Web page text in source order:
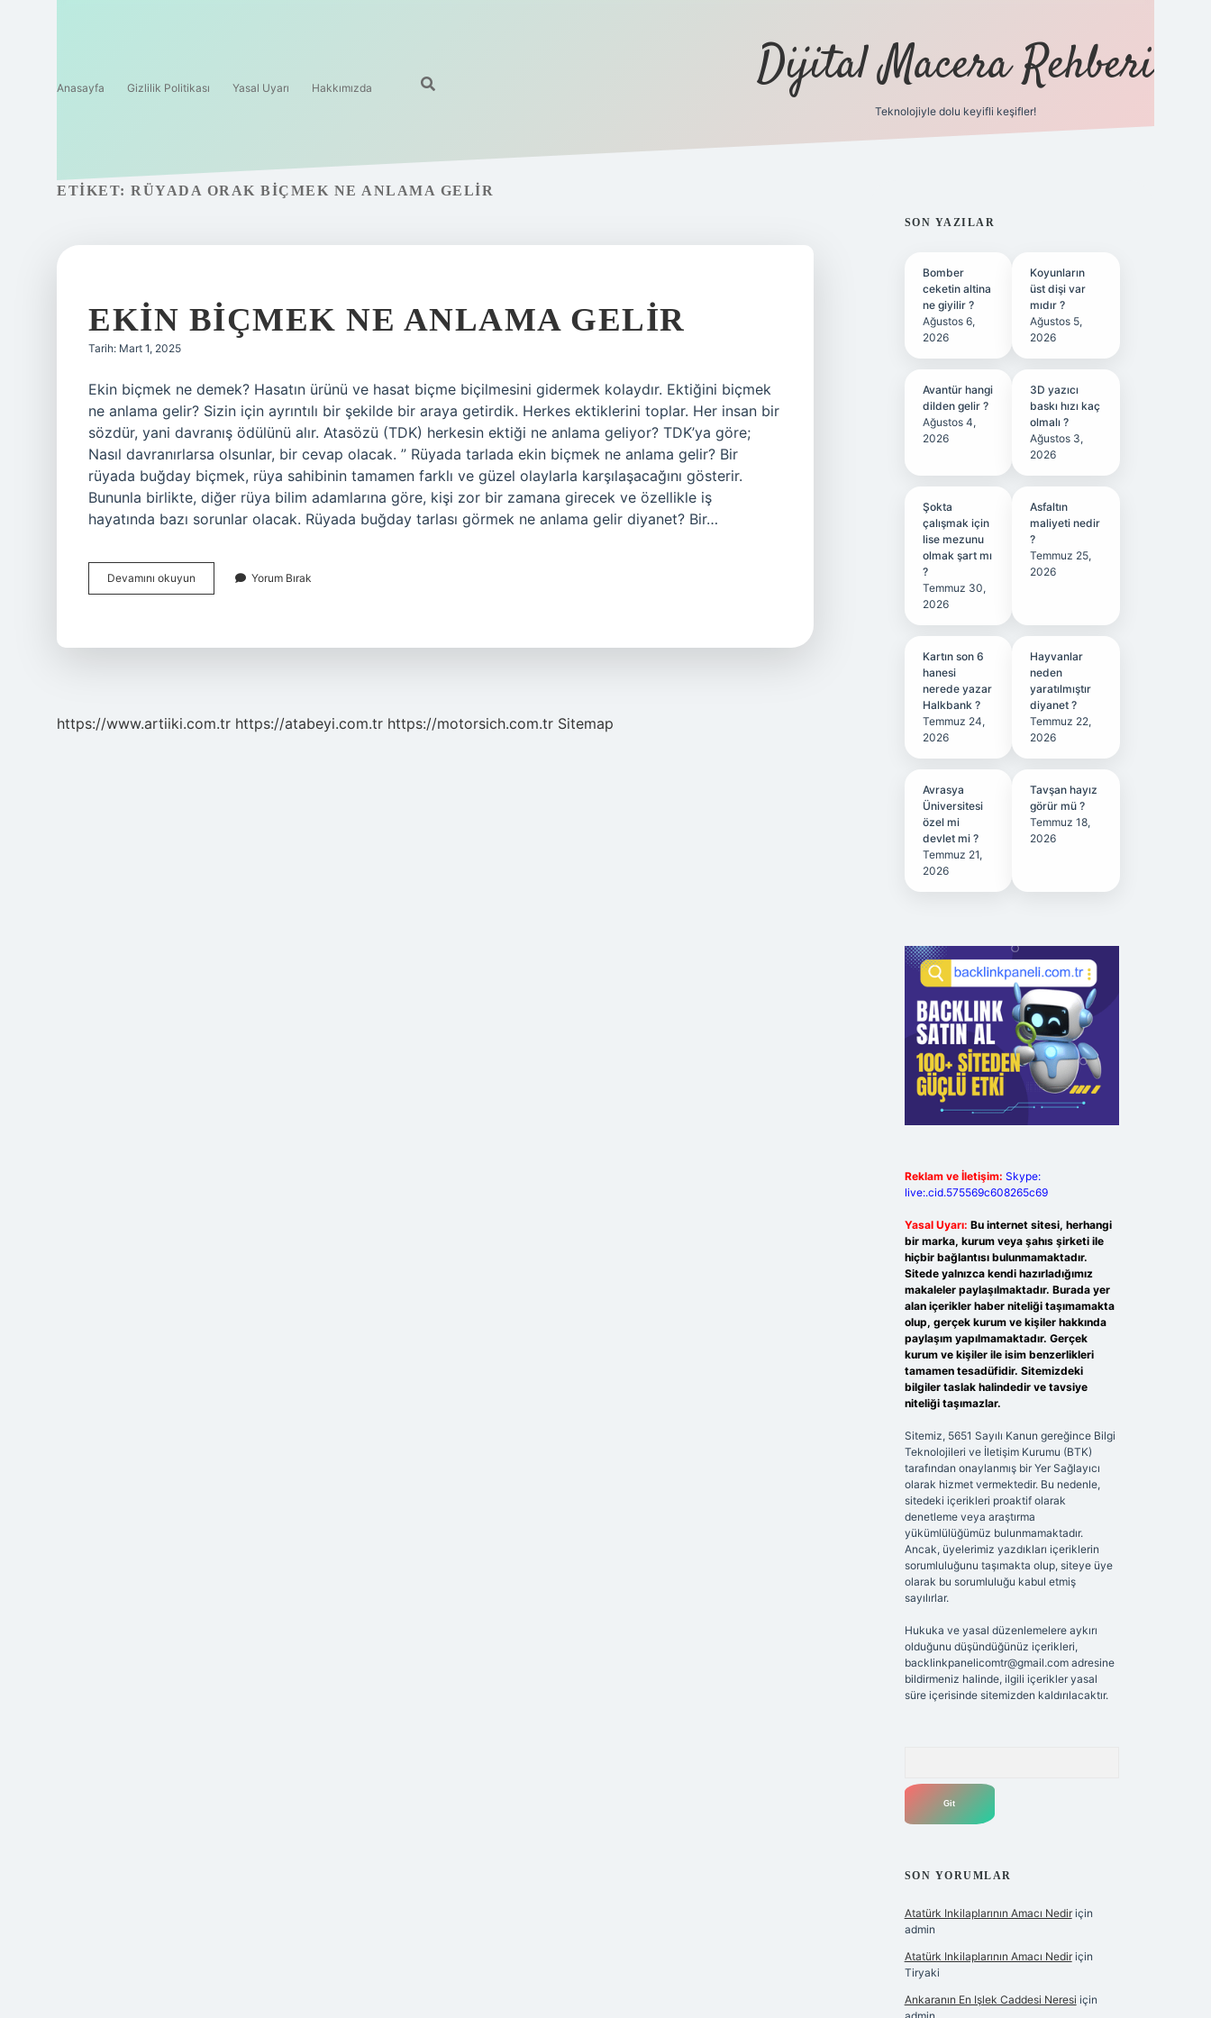
Anasayfa Gizlilik Politikası Yasal Uyarı Hakkımızda Dijital Macera Rehberi
Teknolojiyle dolu keyifli keşifler!
ETIKET: RÜYADA ORAK BIÇMEK NE ANLAMA GELIR
EKIN BIÇMEK NE ANLAMA GELIR
Tarih: Mart 1, 2025
Ekin biçmek ne demek? Hasatın ürünü ve hasat biçme biçilmesini gidermek kolaydır. Ektiğini biçmek
ne anlama gelir? Sizin için ayrıntılı bir şekilde bir araya getirdik. Herkes ektiklerini toplar. Her insan bir
sözdür, yani davranış ödülünü alır. Atasözü (TDK) herkesin ektiği ne anlama geliyor? TDK’ya göre;
Nasıl davranırlarsa olsunlar, bir cevap olacak. ” Rüyada tarlada ekin biçmek ne anlama gelir? Bir
rüyada buğday biçmek, rüya sahibinin tamamen farklı ve güzel olaylarla karşılaşacağını gösterir.
Bununla birlikte, diğer rüya bilim adamlarına göre, kişi zor bir zamana girecek ve özellikle iş
hayatında bazı sorunlar olacak. Rüyada buğday tarlası görmek ne anlama gelir diyanet? Bir…
Devamını okuyun
Biçmek
Yorum Bırak
https://www.artiiki.com.tr https://atabeyi.com.tr https://motorsich.com.tr Sitemap
SIDEBAR
SON YAZILAR
Bomber
ceketin altina
ne giyilir ?
Ağustos 6,
2026
Koyunların
üst dişi var
mıdır ?
Ağustos 5,
2026
Avantür hangi
dilden gelir ?
Ağustos 4,
2026
3D yazıcı
baskı hızı kaç
olmalı ?
Ağustos 3,
2026
Şokta
çalışmak için
lise mezunu
olmak şart mı
?
Temmuz 30,
2026
Asfaltın
maliyeti nedir
?
Temmuz 25,
2026
Kartın son 6
hanesi
nerede yazar
Halkbank ?
Temmuz 24,
2026
Hayvanlar
neden
yaratılmıştır
diyanet ?
Temmuz 22,
2026
Avrasya
Üniversitesi
özel mi
devlet mi ?
Temmuz 21,
2026
Tavşan hayız
görür mü ?
Temmuz 18,
2026
Reklam ve İletişim: Skype:
live:.cid.575569c608265c69
Yasal Uyarı: Bu internet sitesi, herhangi
bir marka, kurum veya şahıs şirketi ile
hiçbir bağlantısı bulunmamaktadır.
Sitede yalnızca kendi hazırladığımız
makaleler paylaşılmaktadır. Burada yer
alan içerikler haber niteliği taşımamakta
olup, gerçek kurum ve kişiler hakkında
paylaşım yapılmamaktadır. Gerçek
kurum ve kişiler ile isim benzerlikleri
tamamen tesadüfidir. Sitemizdeki
bilgiler taslak halindedir ve tavsiye
niteliği taşımazlar.
Sitemiz, 5651 Sayılı Kanun gereğince Bilgi
Teknolojileri ve İletişim Kurumu (BTK)
tarafından onaylanmış bir Yer Sağlayıcı
olarak hizmet vermektedir. Bu nedenle,
sitedeki içerikleri proaktif olarak
denetleme veya araştırma
yükümlülüğümüz bulunmamaktadır.
Ancak, üyelerimiz yazdıkları içeriklerin
sorumluluğunu taşımakta olup, siteye üye
olarak bu sorumluluğu kabul etmiş
sayılırlar.
Hukuka ve yasal düzenlemelere aykırı
olduğunu düşündüğünüz içerikleri,
backlinkpanelicomtr@gmail.comadresine
bildirmeniz halinde, ilgili içerikler yasal
süre içerisinde sitemizden kaldırılacaktır.
SON YORUMLAR
Atatürk Inkilaplarının Amacı Nediriçin
admin
Atatürk Inkilaplarının Amacı Nediriçin
Tiryaki
Ankaranın En Işlek Caddesi Neresi için